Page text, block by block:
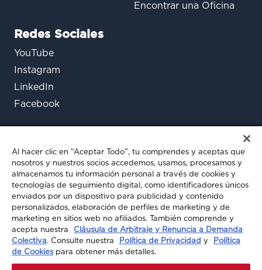
Encontrar una Oficina
Redes Sociales
YouTube
Instagram
LinkedIn
Facebook
¿Aún tienes preguntas?
Chatea con nosotros
© 2026 A-MAX INSURANCE. TODOS LOS
Al hacer clic en “Aceptar Todo”, tu comprendes y aceptas que
nosotros y nuestros socios accedemos, usamos, procesamos y
almacenamos tu información personal a través de cookies y
tecnologías de seguimiento digital, como identificadores únicos
enviados por un dispositivo para publicidad y contenido
personalizados, elaboración de perfiles de marketing y de
marketing en sitios web no afiliados. También comprende y
acepta nuestra
Cláusula de Arbitraje y Renuncia a Demanda
Colectiva. Consulte nuestra Política de Privacidad y
Política
de Cookiespara obtener más detalles.